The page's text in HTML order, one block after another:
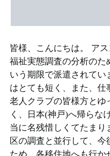
皆様、こんにちは。 ア
福祉実態調査の分析のた
いう期限で派遣されてい
はとても短く、また、仕
老人クラブの皆様方とゆ
く、日本(神戸)へ帰らな
当に名残惜しくてたま
区の調査と並行して、
ため、各移住地へも行か